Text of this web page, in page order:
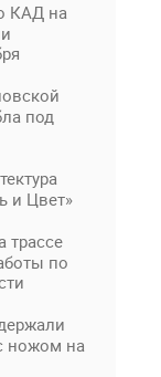
КАД на
под
и Цвет»
трассе
по
ножом на